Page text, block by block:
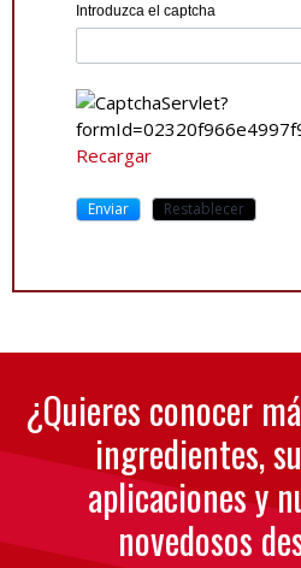
Introduzca el captcha
Recargar
¿Quieres conocer
ingredientes,
aplicaciones y
novedosos